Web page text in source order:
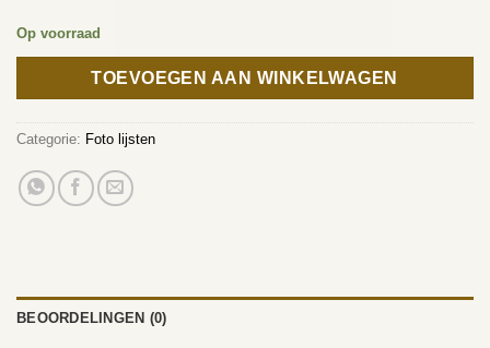
Op voorraad
TOEVOEGEN AAN WINKELWAGEN
Categorie: Foto lijsten
BEOORDELINGEN (0)